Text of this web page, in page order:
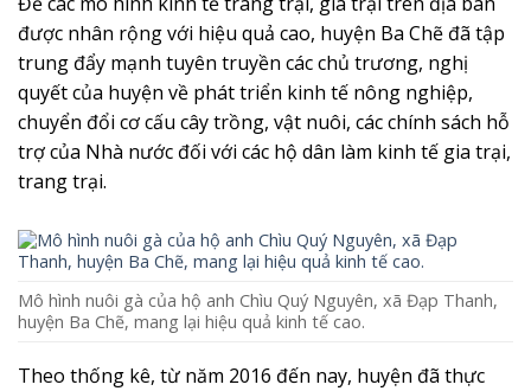
được nhân rộng với hiệu quả cao, huyện Ba Chẽ đã tập
trung đẩy mạnh tuyên truyền các chủ trương, nghị
quyết của huyện về phát triển kinh tế nông nghiệp,
chuyển đổi cơ cấu cây trồng, vật nuôi, các chính sách hỗ
trợ của Nhà nước đối với các hộ dân làm kinh tế gia trại,
trang trại.
Mô hình nuôi gà của hộ anh Chìu Quý Nguyên, xã Đạp Thanh,
huyện Ba Chẽ, mang lại hiệu quả kinh tế cao.
Theo thống kê, từ năm 2016 đến nay, huyện đã thực